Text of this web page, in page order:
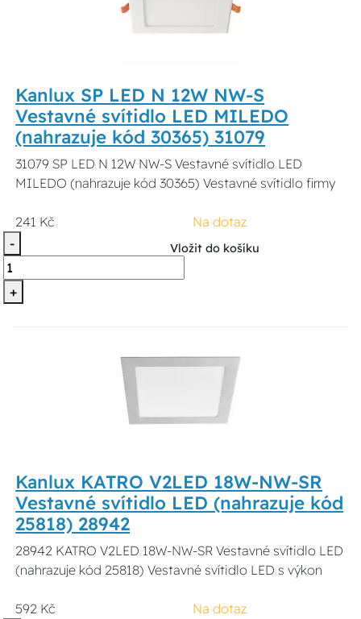
Kanlux SP LED N 12W NW-S
Vestavné svítidlo LED MILEDO
(nahrazuje kód 30365) 31079
31079 SP LED N 12W NW-S Vestavné svítidlo LED
MILEDO (nahrazuje kód 30365) Vestavné svítidlo firmy
241 Kč
Na dotaz
-
+
Vložit do košíku
Kanlux KATRO V2LED 18W-NW-SR
Vestavné svítidlo LED (nahrazuje kód
25818) 28942
28942 KATRO V2LED 18W-NW-SR Vestavné svítidlo LED
(nahrazuje kód 25818) Vestavné svítidlo LED s výkon
592 Kč
Na dotaz